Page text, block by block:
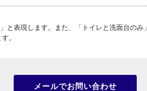
と表現します。
また、「トイレと洗面台のみ」
。
メールでお問い合わせ